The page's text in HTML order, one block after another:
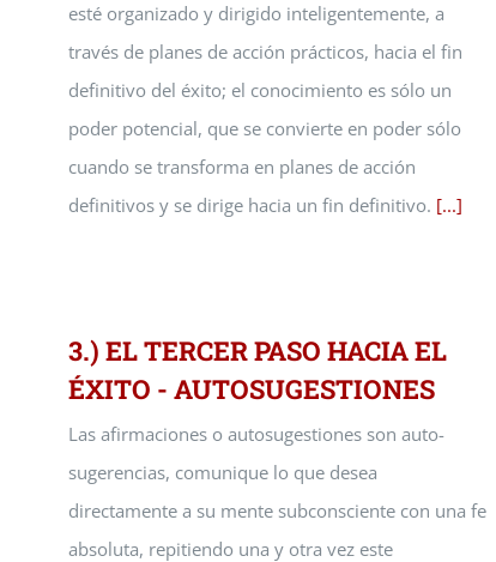
esté organizado y dirigido inteligentemente, a
través de planes de acción prácticos, hacia el fin
definitivo del éxito; el conocimiento es sólo un
poder potencial, que se convierte en poder sólo
cuando se transforma en planes de acción
definitivos y se dirige hacia un fin definitivo. [...]
3.) EL TERCER PASO HACIA EL
ÉXITO - AUTOSUGESTIONES
Las afirmaciones o autosugestiones son auto-
sugerencias, comunique lo que desea
directamente a su mente subconsciente con una fe
absoluta, repitiendo una y otra vez este